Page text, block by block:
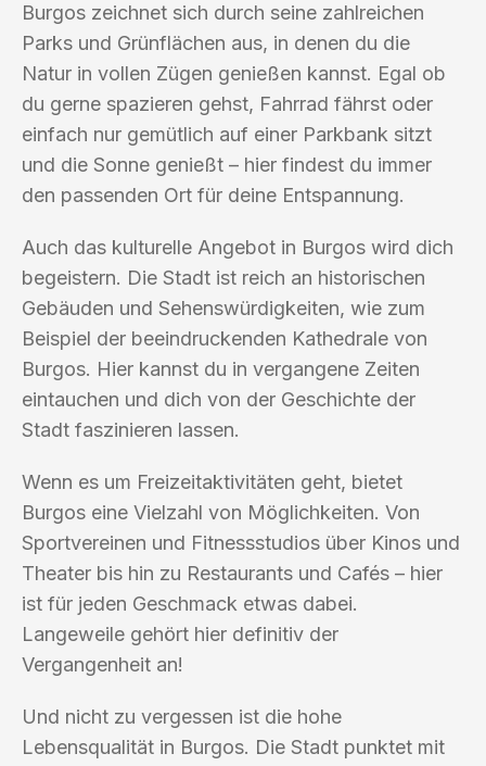
Burgos zeichnet sich durch seine zahlreichen
Parks und Grünflächen aus, in denen du die
Natur in vollen Zügen genießen kannst. Egal ob
du gerne spazieren gehst, Fahrrad fährst oder
einfach nur gemütlich auf einer Parkbank sitzt
und die Sonne genießt – hier findest du immer
den passenden Ort für deine Entspannung.
Auch das kulturelle Angebot in Burgos wird dich
begeistern. Die Stadt ist reich an historischen
Gebäuden und Sehenswürdigkeiten, wie zum
Beispiel der beeindruckenden Kathedrale von
Burgos. Hier kannst du in vergangene Zeiten
eintauchen und dich von der Geschichte der
Stadt faszinieren lassen.
Wenn es um Freizeitaktivitäten geht, bietet
Burgos eine Vielzahl von Möglichkeiten. Von
Sportvereinen und Fitnessstudios über Kinos und
Theater bis hin zu Restaurants und Cafés – hier
ist für jeden Geschmack etwas dabei.
Langeweile gehört hier definitiv der
Vergangenheit an!
Und nicht zu vergessen ist die hohe
Lebensqualität in Burgos. Die Stadt punktet mit